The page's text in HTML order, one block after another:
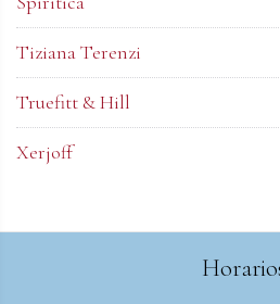
Tiziana Terenzi
Truefitt & Hill
Xerjoff